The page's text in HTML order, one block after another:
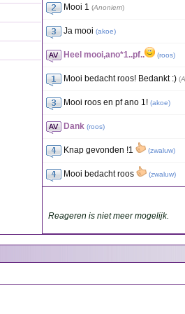
Mooi 1 (Anoniem)
Ja mooi (akoe)
Heel mooi,ano*1..pf.. (roos)
Mooi bedacht roos! Bedankt :) (
Mooi roos en pf ano 1! (akoe)
Dank (roos)
Knap gevonden !1 (zwaluw)
Mooi bedacht roos (zwaluw)
Reageren is niet meer mogelijk.